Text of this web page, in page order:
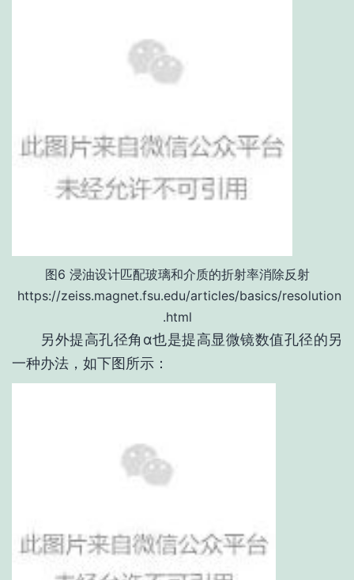
图6 浸油设计匹配玻璃和介质的折射率消除反射
https://zeiss.magnet.fsu.edu/articles/basics/resolution
.html
另外提高孔径角α也是提高显微镜数值孔径的另
一种办法，如下图所示：